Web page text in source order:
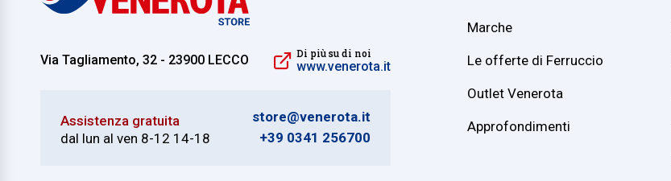
Via Tagliamento, 32 - 23900 LECCO Di più su di noi
www.venerota.it
Assistenza gratuita
dal lun al ven 8-12 14-18
store@venerota.it
+39 0341 256700
Marche
Le offerte di Ferruccio
Outlet Venerota
Approfondimenti